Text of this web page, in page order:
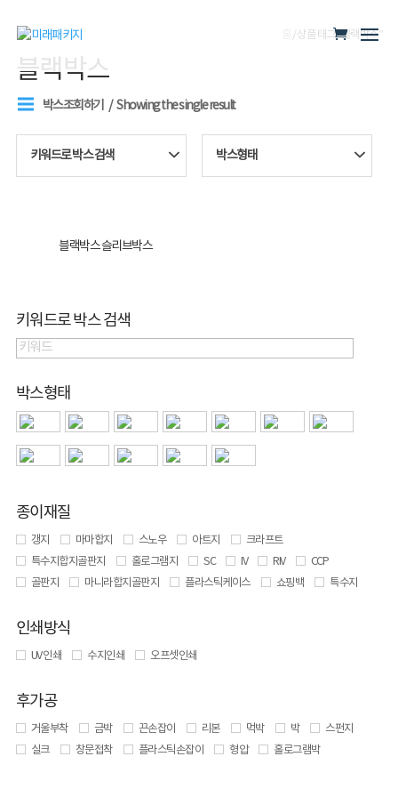
/ 상품 태그 “블랙박스”
블랙박스
박스조회하기 Showing the single result
키워드로 박스 검색 박스형태
블랙박스 슬리브박스
키워드로 박스 검색
박스형태
종이재질
갱지 마마합지 스노우 아트지
크라프트
특수지합지골판지
홀로그램지 SC IV RIV
CCP
골판지
마니라합지골판지 플라스틱케이스 쇼핑백 특수지
인쇄방식
UV 인쇄 수지인쇄 오프셋인쇄
후가공
거울부착 금박 끈손잡이 리본 먹박 박
스펀지
실크
창문접착 플라스틱손잡이 형압 홀로그램박